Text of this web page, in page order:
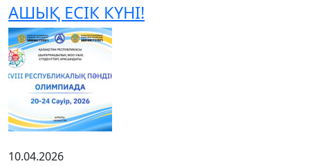
АШЫҚ ЕСІК КҮНІ!
10.04.2026